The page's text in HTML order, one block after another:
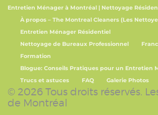
Entretien Ménager à Montréal | Nettoyage
À propos – The Montreal Cleaners (Les
Entretien Ménager Résidentiel
Nettoyage de Bureaux Professionnel
Formation
Blogue: Conseils Pratiques pour un Entretien
Trucs et astuces
FAQ Galerie Photos
© 2026 Tous droits réservés.
de Montréal